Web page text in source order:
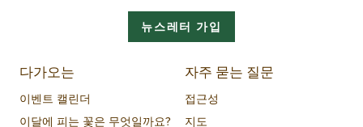
뉴스레터 가입
다가오는
이벤트 캘린더
이달에 피는 꽃은 무엇일까요?
자주 묻는 질문
접근성
지도